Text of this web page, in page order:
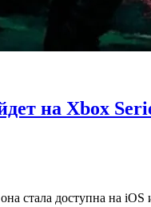
на Xbox
стала доступна на